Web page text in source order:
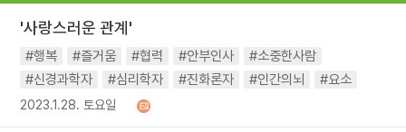
#독서
#건강 #면역력
'사랑스러운 관계'
#행복 #즐거움 #협력 #안부인사
#소중한사람
#신경과학자
#심리학자 #진화론자 #인간의뇌 #요소
2023.1.28. 토요일